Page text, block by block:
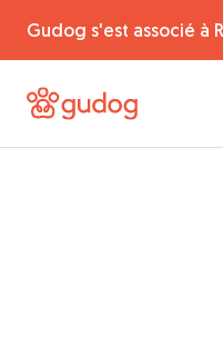
Gudog s'est associé à